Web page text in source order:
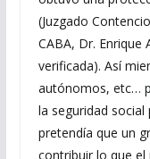
(Juzgado
CABA, Dr. Enrique
verificada). Así
autónomos, etc…
la seguridad
pretendía que un
contribuir lo que